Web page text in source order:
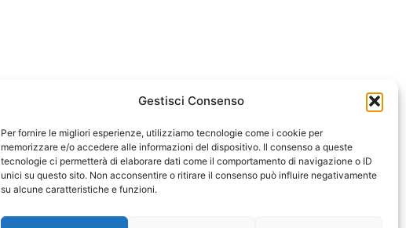
Gestisci Consenso
Per fornire le migliori esperienze, utilizziamo tecnologie come i cookie per
memorizzare e/o accedere alle informazioni del dispositivo. Il consenso a queste
tecnologie ci permetterà di elaborare dati come il comportamento di navigazione o ID
unici su questo sito. Non acconsentire o ritirare il consenso può influire negativamente
su alcune caratteristiche e funzioni.